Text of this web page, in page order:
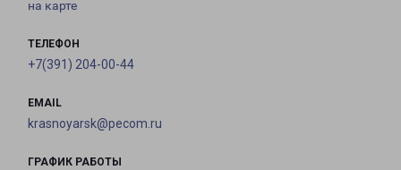
на карте
ТЕЛЕФОН
+7(391) 204-00-44
EMAIL
krasnoyarsk@pecom.ru
ГРАФИК РАБОТЫ